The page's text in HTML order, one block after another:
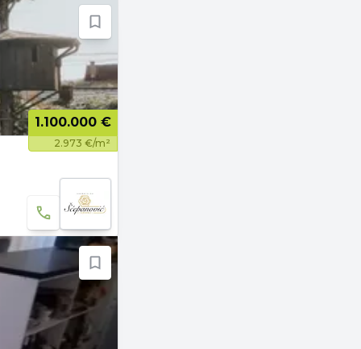
1.100.000 €
2.973 €/m²